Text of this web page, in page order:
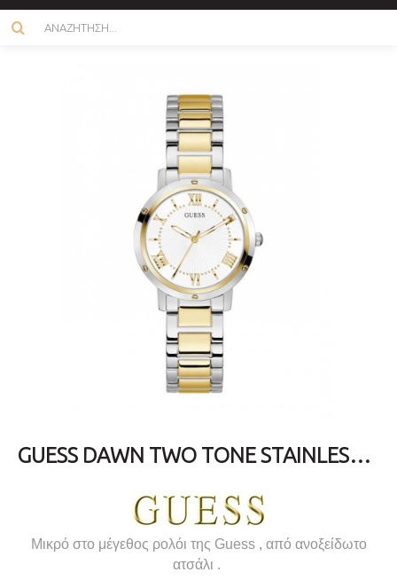
GUESS DAWN TWO TONE STAINLESS STEEL BRACELET GW0404L2
Μικρό στο μέγεθος ρολόι της Guess , από ανοξείδωτο
ατσάλι .